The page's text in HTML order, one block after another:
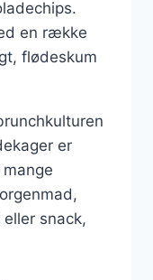
en række
flødeskum
er
snack,